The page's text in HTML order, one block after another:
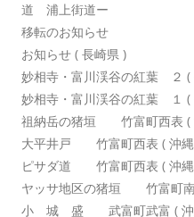
道 浦上街道ー
移転のお知らせ
お知らせ ( 長崎県 )
妙相寺・富川渓谷の紅葉 ２ (
妙相寺・富川渓谷の紅葉 １ (
祖納岳の猪垣 竹富町西表 (
大平井戸 竹富町西表 ( 沖
ピサダ道 竹富町西表 ( 沖
ヤッサ地区の猪垣 竹富町南
小 城 盛 武富町武富 ( 沖